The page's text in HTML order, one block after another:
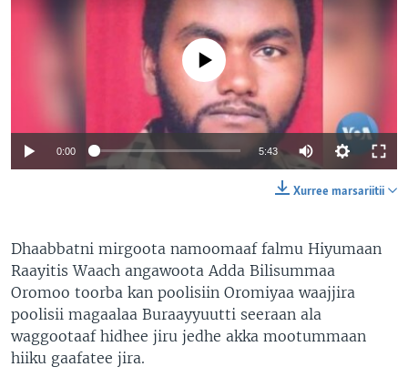
No media source currently available
0:00 5:43
Xurree marsariitii
Dhaabbatni mirgoota namoomaaf falmu Hiyumaan
Raayitis Waach angawoota Adda Bilisummaa
Oromoo toorba kan poolisiin Oromiyaa waajjira
poolisii magaalaa Buraayyuutti seeraan ala
waggootaaf hidhee jiru jedhe akka mootummaan
hiiku gaafatee jira.